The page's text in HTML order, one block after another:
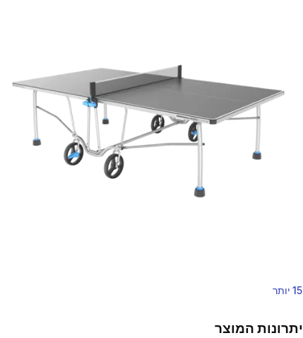
15 יותר
יתרונות המוצר